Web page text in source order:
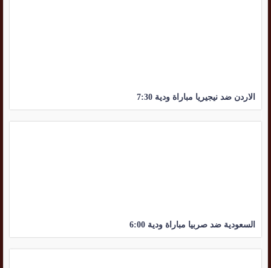
الاردن ضد نيجيريا مباراة ودية 7:30
السعودية ضد صربيا مباراة ودية 6:00